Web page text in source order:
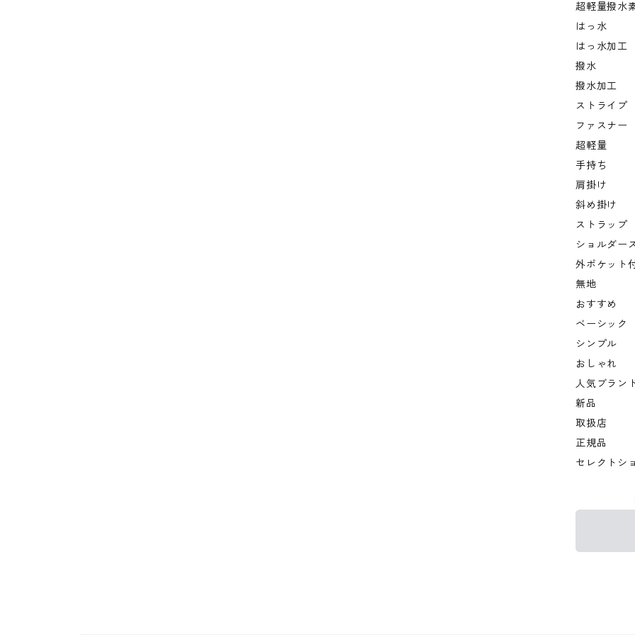
超軽量撥水
はっ水
はっ水加工
撥水
撥水加工
ストライプ
ファスナー
超軽量
手持ち
肩掛け
斜め掛け
ストラップ
ショルダー
外ポケット
無地
おすすめ
ベーシック
シンプル
おしゃれ
人気ブラン
新品
取扱店
正規品
セレクトシ